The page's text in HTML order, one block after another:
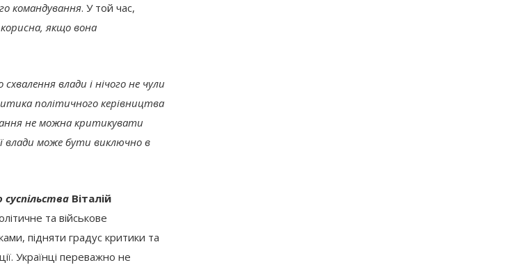
командування. У той час,
якщо вона
влади і нічого не чули
політичного керівництва
не можна критикувати
влади може бути виключно в
Віталій
та військове
підняти градус критики та
Українці переважно не